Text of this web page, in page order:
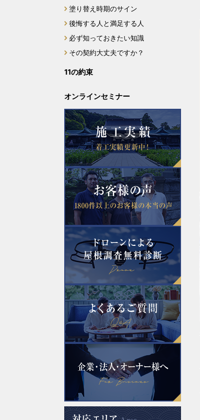
塗り替え時期のサイン
後悔する人と満足する人
必ず知っておきたい知識
その契約大丈夫ですか？
11の約束
オンラインセミナー